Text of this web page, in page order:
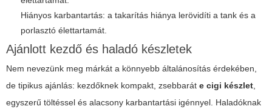
Hiányos karbantartás: a takarítás hiánya lerövidíti a tank és a
porlasztó élettartamát.
Ajánlott kezdő és haladó készletek
Nem nevezünk meg márkát a könnyebb általánosítás érdekében,
de tipikus ajánlás: kezdőknek kompakt, zsebbarát e cigi készlet
egyszerű töltéssel és alacsony karbantartási igénnyel. Haladóknak